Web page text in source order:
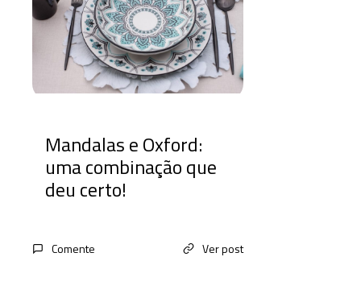
Mandalas e Oxford:
uma combinação que
deu certo!
Comente Ver post